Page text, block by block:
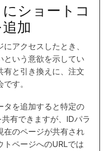
ショートコ
加
アクセスしたとき、
という意欲を示してい
有と引き換えに、注文
す。
タを追加すると特定の
有できますが、IDパラ
在のページが共有され
トページへのURLでは